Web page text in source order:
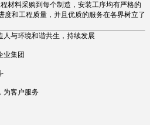
材料采购到每个制造，安装工序均有严格的
度和工程质量，并且优质的服务在各界树立了
与环境和谐共生，持续发展
业集团
为客户服务